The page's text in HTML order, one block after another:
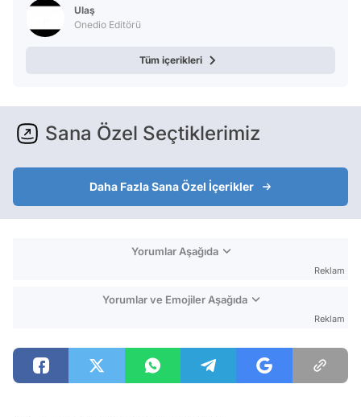
Ulaş
Onedio Editörü
Tüm içerikleri
Sana Özel Seçtiklerimiz
Daha Fazla Sana Özel İçerikler
Yorumlar Aşağıda
Reklam
Yorumlar ve Emojiler Aşağıda
Reklam